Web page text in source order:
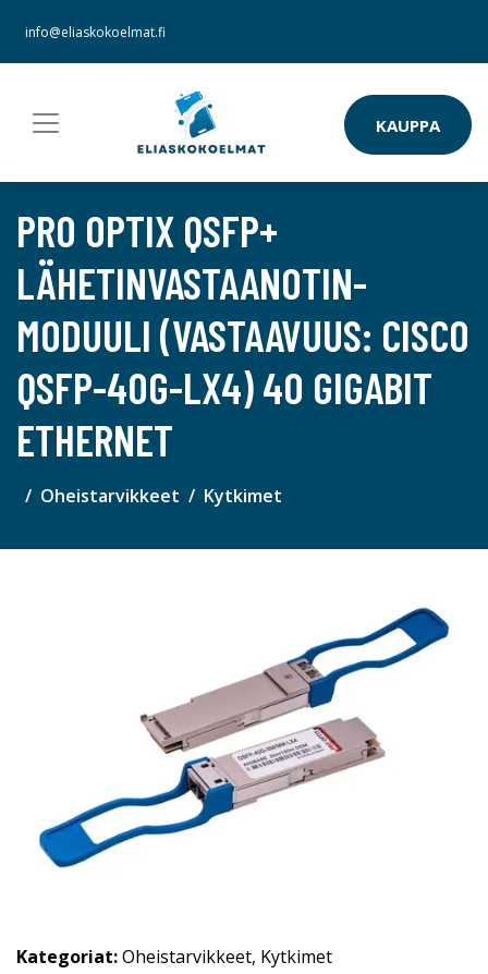
info@eliaskokoelmat.fi
KAUPPA
PRO OPTIX QSFP+
LÄHETINVASTAANOTIN-
MODUULI (VASTAAVUUS: CISCO
QSFP-40G-LX4) 40 GIGABIT
ETHERNET
Oheistarvikkeet Kytkimet
Kategoriat:Oheistarvikkeet, Kytkimet